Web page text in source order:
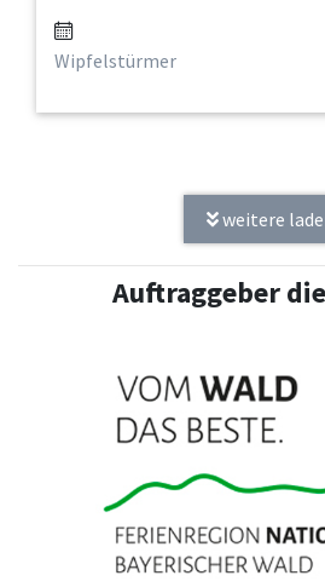
Wipfelstürmer
weitere
Auftraggeber